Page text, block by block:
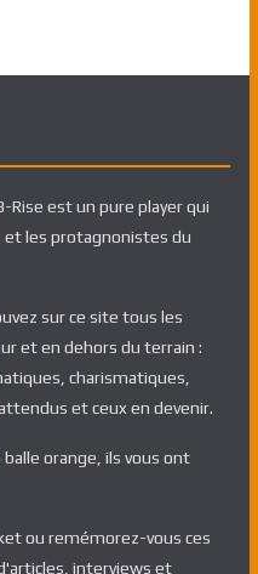
Rise est un pure player qui
les protagnonistes du
sur ce site tous les
et en dehors du terrain :
charismatiques,
et ceux en devenir.
orange, ils vous ont
ou remémorez-vous ces
interviews et